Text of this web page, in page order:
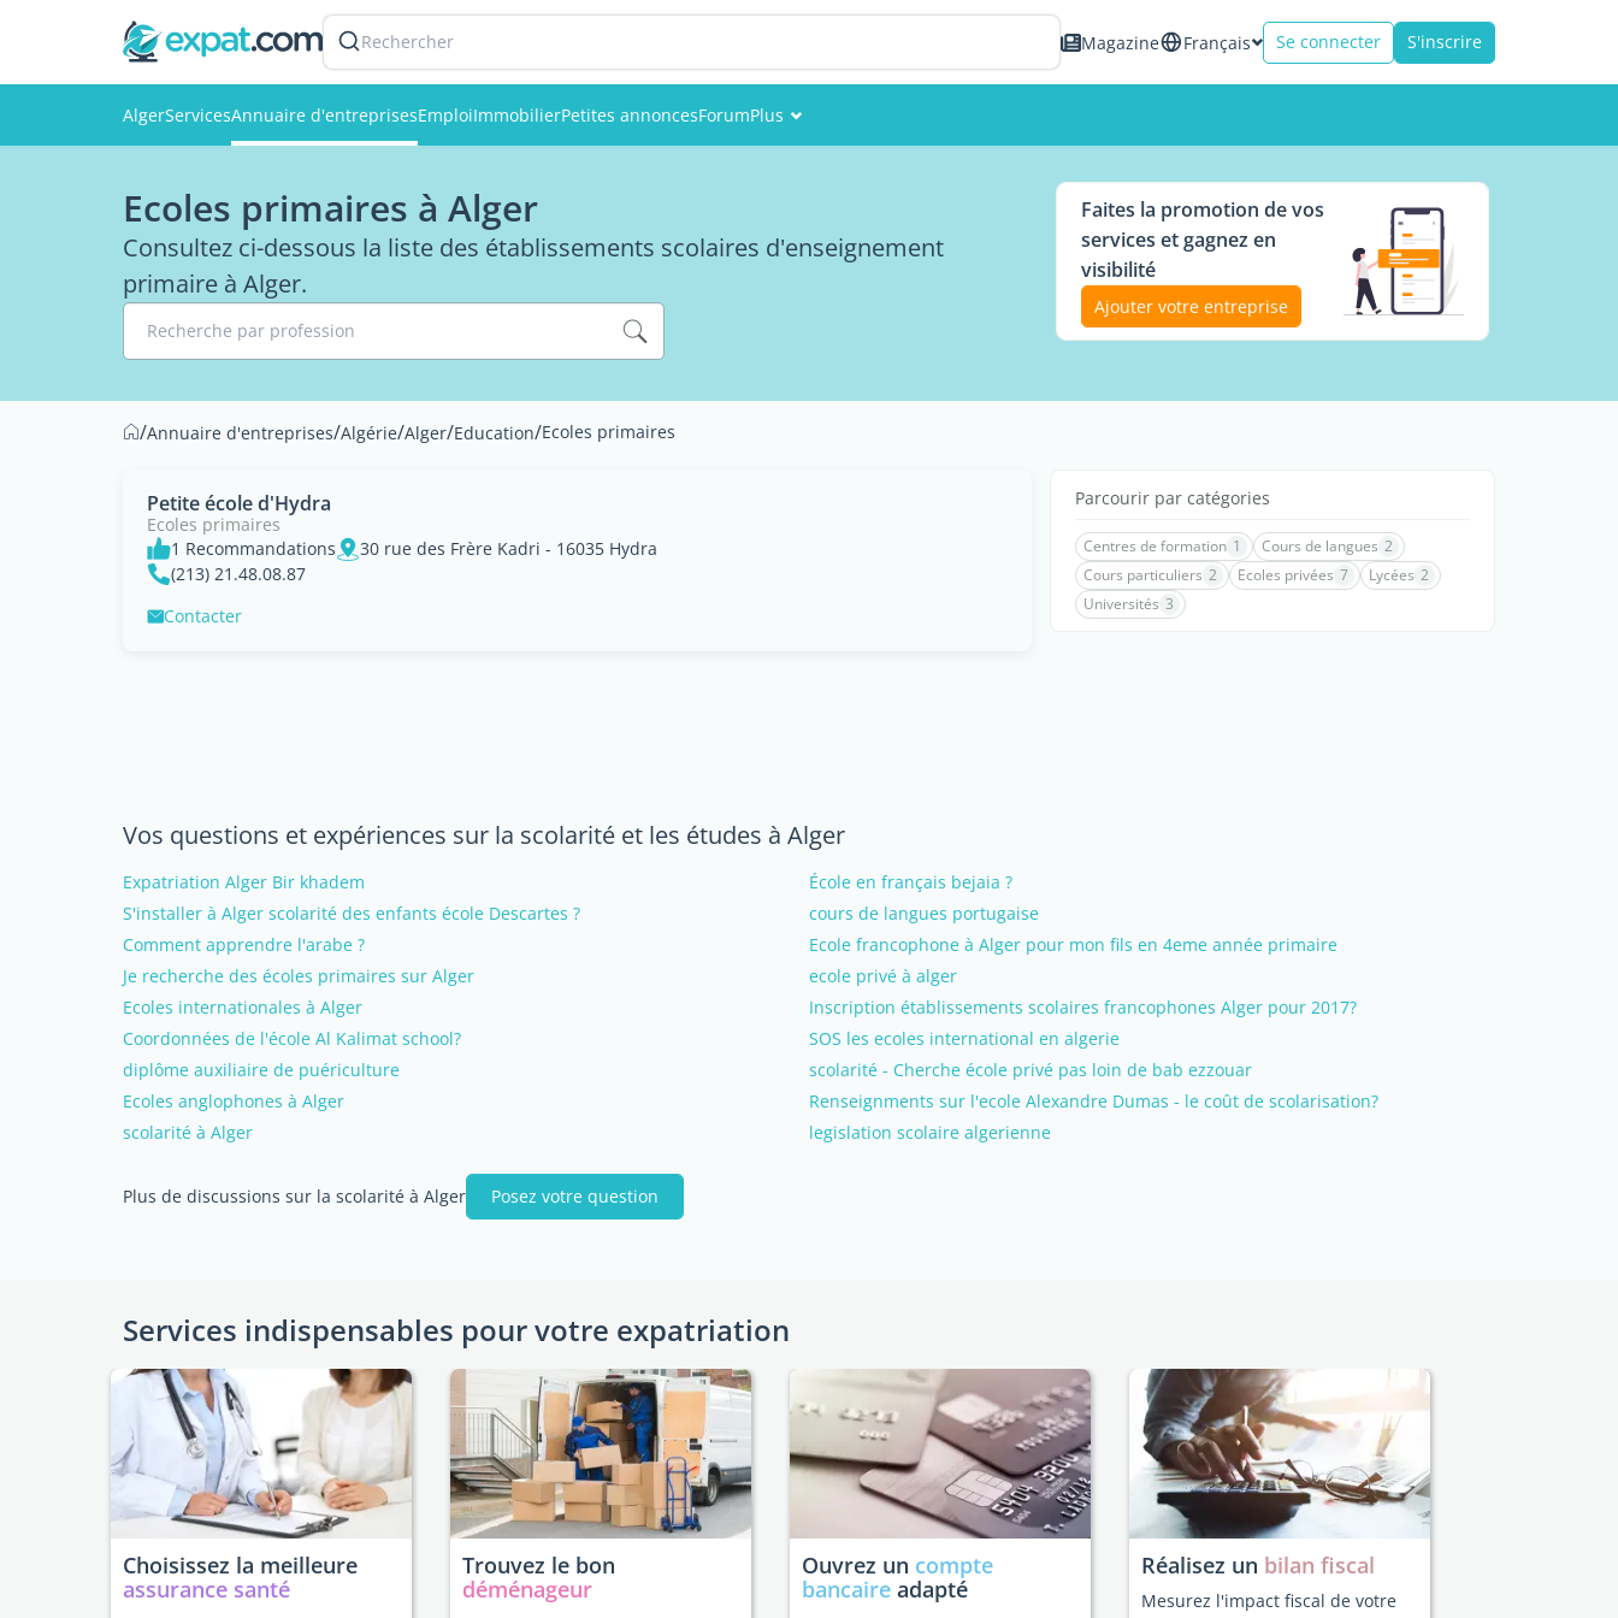
Rechercher Magazine Français Se connecter S'inscrire
AlgerServicesAnnuaire d'entreprisesEmploiImmobilierPetites annoncesForumPlus
Ecoles primaires à Alger
Consultez ci-dessous la liste des établissements scolaires d'enseignement
primaire à Alger.
Recherche par profession
Faites la promotion de vos
services et gagnez en
visibilité
Ajouter votre entreprise
/Annuaire d'entreprises/Algérie/Alger/Education/Ecoles primaires
Petite école d'Hydra
Ecoles primaires
1 Recommandations
30 rue des Frère Kadri - 16035 Hydra
(213) 21.48.08.87
Contacter
Parcourir par catégories
Centres de formation 1 Cours de langues 2
Cours particuliers 2 Ecoles privées 7 Lycées 2
Universités 3
Vos questions et expériences sur la scolarité et les études à Alger
Expatriation Alger Bir khadem
École en français bejaia ?
S'installer à Alger scolarité des enfants école Descartes ?
cours de langues portugaise
Comment apprendre l'arabe ?
Ecole francophone à Alger pour mon fils en 4eme année primaire
Je recherche des écoles primaires sur Alger
ecole privé à alger
Ecoles internationales à Alger
Inscription établissements scolaires francophones Alger pour 2017?
Coordonnées de l'école Al Kalimat school?
SOS les ecoles international en algerie
diplôme auxiliaire de puériculture
scolarité - Cherche école privé pas loin de bab ezzouar
Ecoles anglophones à Alger
Renseignments sur l'ecole Alexandre Dumas - le coût de scolarisation?
scolarité à Alger
legislation scolaire algerienne
Plus de discussions sur la scolarité à Alger Posez votre question
Services indispensables pour votre expatriation
Choisissez la meilleure
assurance santé
Trouvez le bon
déménageur
Ouvrez un compte
bancaire adapté
Réalisez un bilan fiscal
Mesurez l'impact fiscal de votre